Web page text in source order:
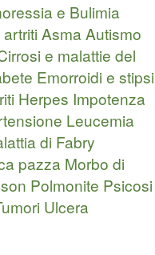
e Bulimia
AsmaAutismo
e malattie del
Emorroidi e stipsi
Herpes Impotenza
Leucemia
di Fabry
pazza Morbo di
Polmonite Psicosi
Ulcera